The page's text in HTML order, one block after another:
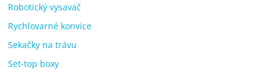
Robotický vysavač
Rychlovarné konvice
Sekačky na trávu
Set-top boxy